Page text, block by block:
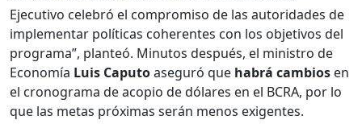
Ejecutivo celebró el compromiso de las autoridades de
implementar políticas coherentes con los objetivos del
programa”, planteó. Minutos después, el ministro de
Economía Luis Caputoaseguró que habrá cambios en
el cronograma de acopio de dólares en el BCRA, por lo
que las metas próximas serán menos exigentes.